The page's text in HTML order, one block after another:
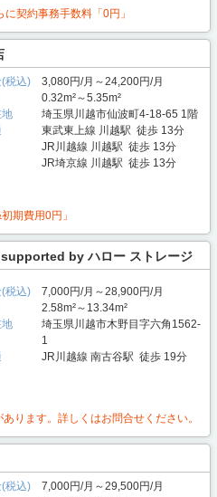
契約事務手数料「0円」
税込)
3,080円/月～24,200円/月
0.32m²～5.35m²
地
埼玉県川越市仙波町4-18-65 1階
東武東上線 川越駅 徒歩 13分
JR川越線 川越駅 徒歩 13分
JR埼京線 川越駅 徒歩 13分
期費用0円」
by ハロー ストレージ
税込)
7,000円/月～28,900円/月
2.58m²～13.34m²
地
埼玉県川越市木野目字六角1562-
1
JR川越線 南古谷駅 徒歩 19分
ります。詳しくはお問合せください。
税込)
7,000円/月～29,500円/月